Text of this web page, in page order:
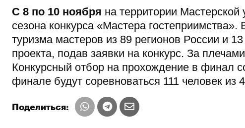
C 8 по 10 ноября на территории
сезона конкурса «Мастера
туризма мастеров из 89 регионов России и
проекта, подав заявки на конкурс. За
Конкурсный отбор на прохождение в финал
финале будут соревноваться 111 человек из
Поделиться: